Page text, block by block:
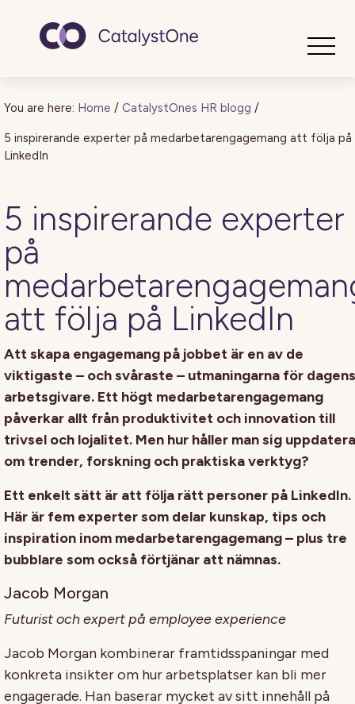
You are here: Home / CatalystOnes HR blogg /
5 inspirerande experter på medarbetarengagemang att följa på
LinkedIn
5 inspirerande experter
på
att följa på LinkedIn
Att skapa engagemang på jobbet är en av de
viktigaste – och svåraste – utmaningarna för dagens
arbetsgivare. Ett högt medarbetarengagemang
påverkar allt från produktivitet och innovation till
trivsel och lojalitet. Men hur håller man sig
om trender, forskning och praktiska verktyg?
Ett enkelt sätt är att följa rätt personer på LinkedIn.
Här är fem experter som delar kunskap, tips och
inspiration inom medarbetarengagemang – plus tre
bubblare som också förtjänar att nämnas.
Jacob Morgan
Futurist och expert på employee experience
Jacob Morgan kombinerar framtidsspaningar med
konkreta insikter om hur arbetsplatser kan bli mer
engagerade. Han baserar mycket av sitt innehåll på